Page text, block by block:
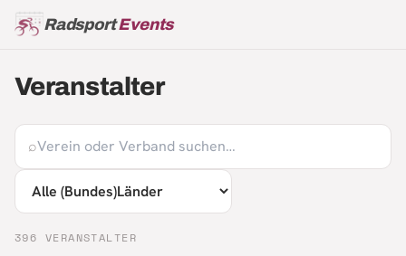
RadsportEvents
Veranstalter
⌕
396 VERANSTALTER